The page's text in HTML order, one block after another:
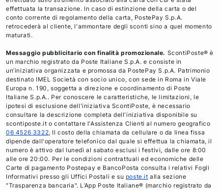
o
o
k
e
r
d
n
effettuata la transazione. In caso di estinzione della carta o del
conto corrente di regolamento della carta, PostePay S.p.A.
retrocederà al cliente, l'ammontare degli sconti sino a quel momento
maturati.
Messaggio pubblicitario con finalità promozionale. ScontiPoste® è
un marchio registrato da Poste Italiane S.p.A. e consiste in
un’iniziativa organizzata e promossa da PostePay S.p.A. Patrimonio
destinato IMEL Società con socio unico, con sede in Roma in Viale
Europa n. 190, soggetta a direzione e coordinamento di Poste
Italiane S.p.A.. Per conoscere le caratteristiche, le limitazioni, le
ipotesi di esclusione dell'iniziativa ScontiPoste, è necessario
consultare la descrizione completa dell'iniziativa disponibile su
scontiposte.it o contattare l'Assistenza Clienti al numero geografico
06 4526 3322, Il costo della chiamata da cellulare o da linea fissa
dipende dall'operatore telefonico dal quale si effettua la chiamata, il
numero è attivo dal lunedì al sabato esclusi i festivi, dalle ore 8:00
alle ore 20:00. Per le condizioni contrattuali ed economiche delle
Carte di pagamento Postepay e BancoPosta consulta i relativi Fogli
Informativi presso gli Uffici Postali e su poste.it alla sezione
"Trasparenza bancaria". L’App Poste Italiane® (marchio registrato da